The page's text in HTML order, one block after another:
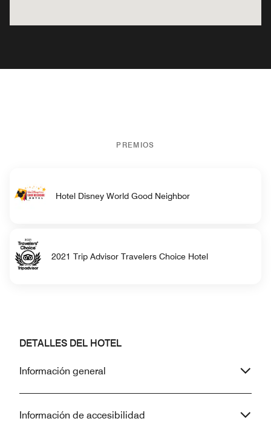
PREMIOS
Hotel Disney World Good Neighbor
2021 Trip Advisor Travelers Choice Hotel
DETALLES DEL HOTEL
Información general
Información de accesibilidad